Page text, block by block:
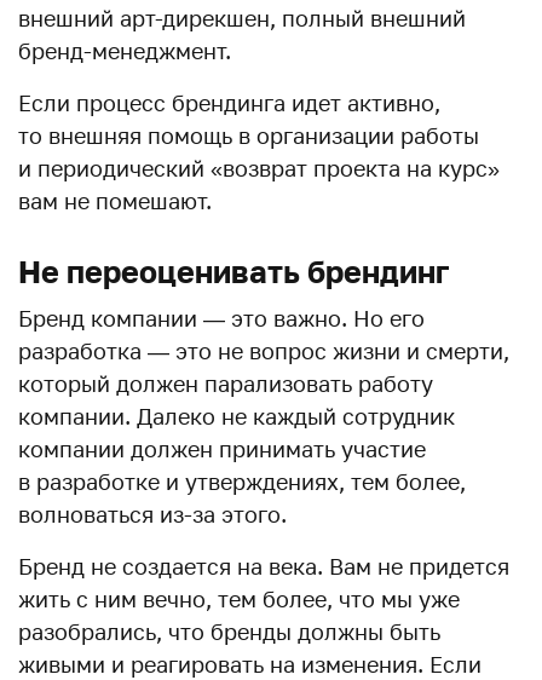
внешний арт-дирекшен, полный внешний
бренд-менеджмент.
Если процесс брендинга идет активно,
то внешняя помощь в организации работы
и периодический «возврат проекта на курс»
вам не помешают.
Не переоценивать брендинг
Бренд компании — это важно. Но его
разработка — это не вопрос жизни и смерти,
который должен парализовать работу
компании. Далеко не каждый сотрудник
компании должен принимать участие
в разработке и утверждениях, тем более,
волноваться из-за этого.
Бренд не создается на века. Вам не придется
жить с ним вечно, тем более, что мы уже
разобрались, что бренды должны быть
живыми и реагировать на изменения. Если